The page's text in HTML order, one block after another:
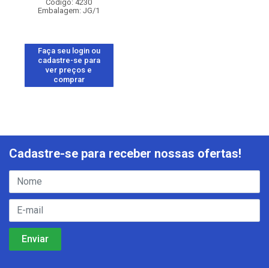
Código: 4230
Embalagem: JG/1
Faça seu login ou
cadastre-se para
ver preços e
comprar
Cadastre-se para receber nossas ofertas!